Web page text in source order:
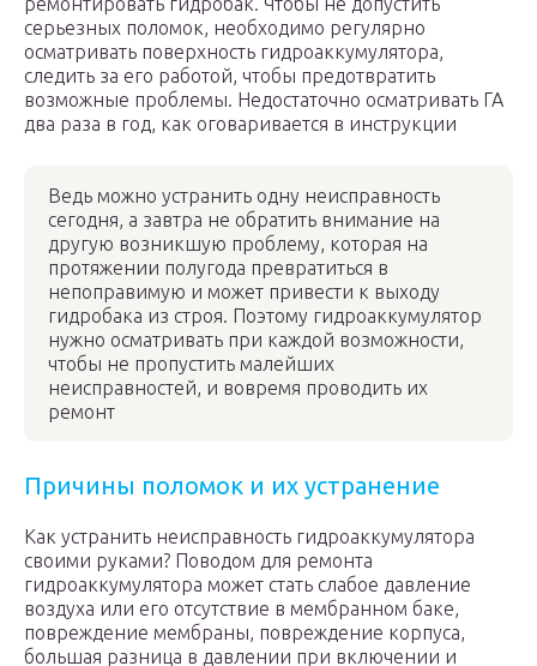
серьезных поломок, необходимо регулярно
осматривать поверхность гидроаккумулятора,
следить за его работой, чтобы предотвратить
возможные проблемы. Недостаточно осматривать ГА
два раза в год, как оговаривается в инструкции
Ведь можно устранить одну неисправность
сегодня, а завтра не обратить внимание на
другую возникшую проблему, которая на
протяжении полугода превратиться в
непоправимую и может привести к выходу
гидробака из строя. Поэтому гидроаккумулятор
нужно осматривать при каждой возможности,
чтобы не пропустить малейших
неисправностей, и вовремя проводить их
ремонт
Причины поломок и их устранение
Как устранить неисправность гидроаккумулятора
своими руками? Поводом для ремонта
гидроаккумулятора может стать слабое давление
воздуха или его отсутствие в мембранном баке,
повреждение мембраны, повреждение корпуса,
большая разница в давлении при включении и